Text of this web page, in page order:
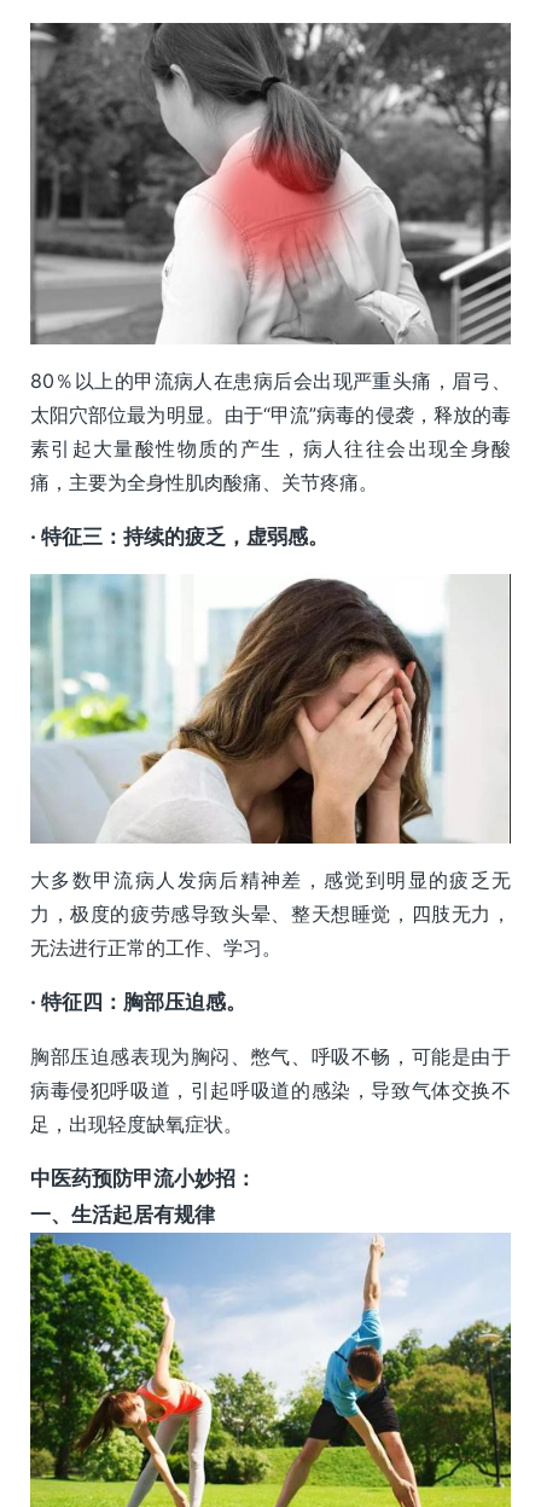
80％以上的甲流病人在患病后会出现严重头痛，眉弓、
太阳穴部位最为明显。由于“甲流”病毒的侵袭，释放的毒
素引起大量酸性物质的产生，病人往往会出现全身酸
痛，主要为全身性肌肉酸痛、关节疼痛。
· 特征三：持续的疲乏，虚弱感。
大多数甲流病人发病后精神差，感觉到明显的疲乏无
力，极度的疲劳感导致头晕、整天想睡觉，四肢无力，
无法进行正常的工作、学习。
· 特征四：胸部压迫感。
胸部压迫感表现为胸闷、憋气、呼吸不畅，可能是由于
病毒侵犯呼吸道，引起呼吸道的感染，导致气体交换不
足，出现轻度缺氧症状。
中医药预防甲流小妙招：
一、 生活起居有规律